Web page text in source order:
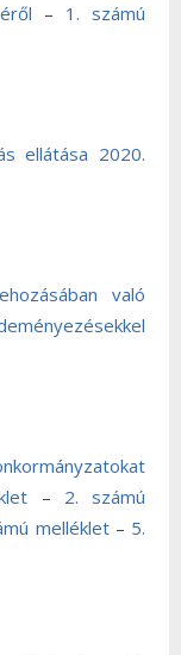
– 1. számú
ellátása 2020.
való
– 2. számú
melléklet– 5.